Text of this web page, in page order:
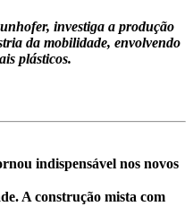
investiga a produção
da mobilidade, envolvendo
plásticos.
indispensável nos novos
A construção mista com